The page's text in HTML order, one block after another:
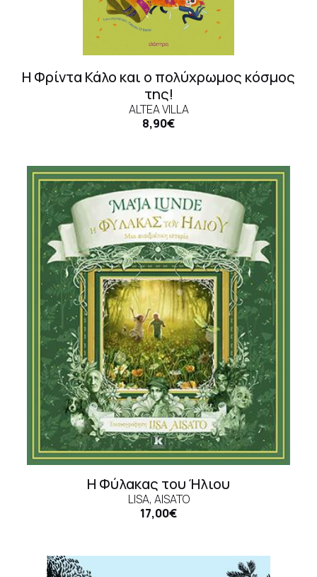
Η Φρίντα Κάλο και ο πολύχρωμος κόσμος
της!
ALTEA VILLA
8,90€
Η Φύλακας του Ήλιου
LISA, AISATO
17,00€